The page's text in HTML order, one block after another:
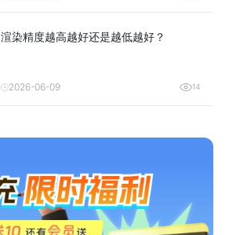
渲染精度越高越好还是越低越好？
2026-06-09 14